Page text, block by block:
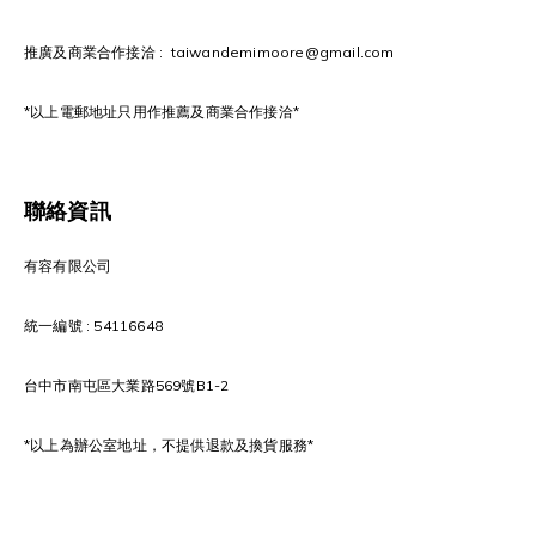
推廣及商業合作接洽 : taiwandemimoore@gmail.com
*以上電郵地址只用作推薦及商業合作接洽*
聯絡資訊
有容有限公司
統一編號 : 54116648
台中市南屯區大業路569號B1-2
*以上為辦公室地址，不提供退款及換貨服務*